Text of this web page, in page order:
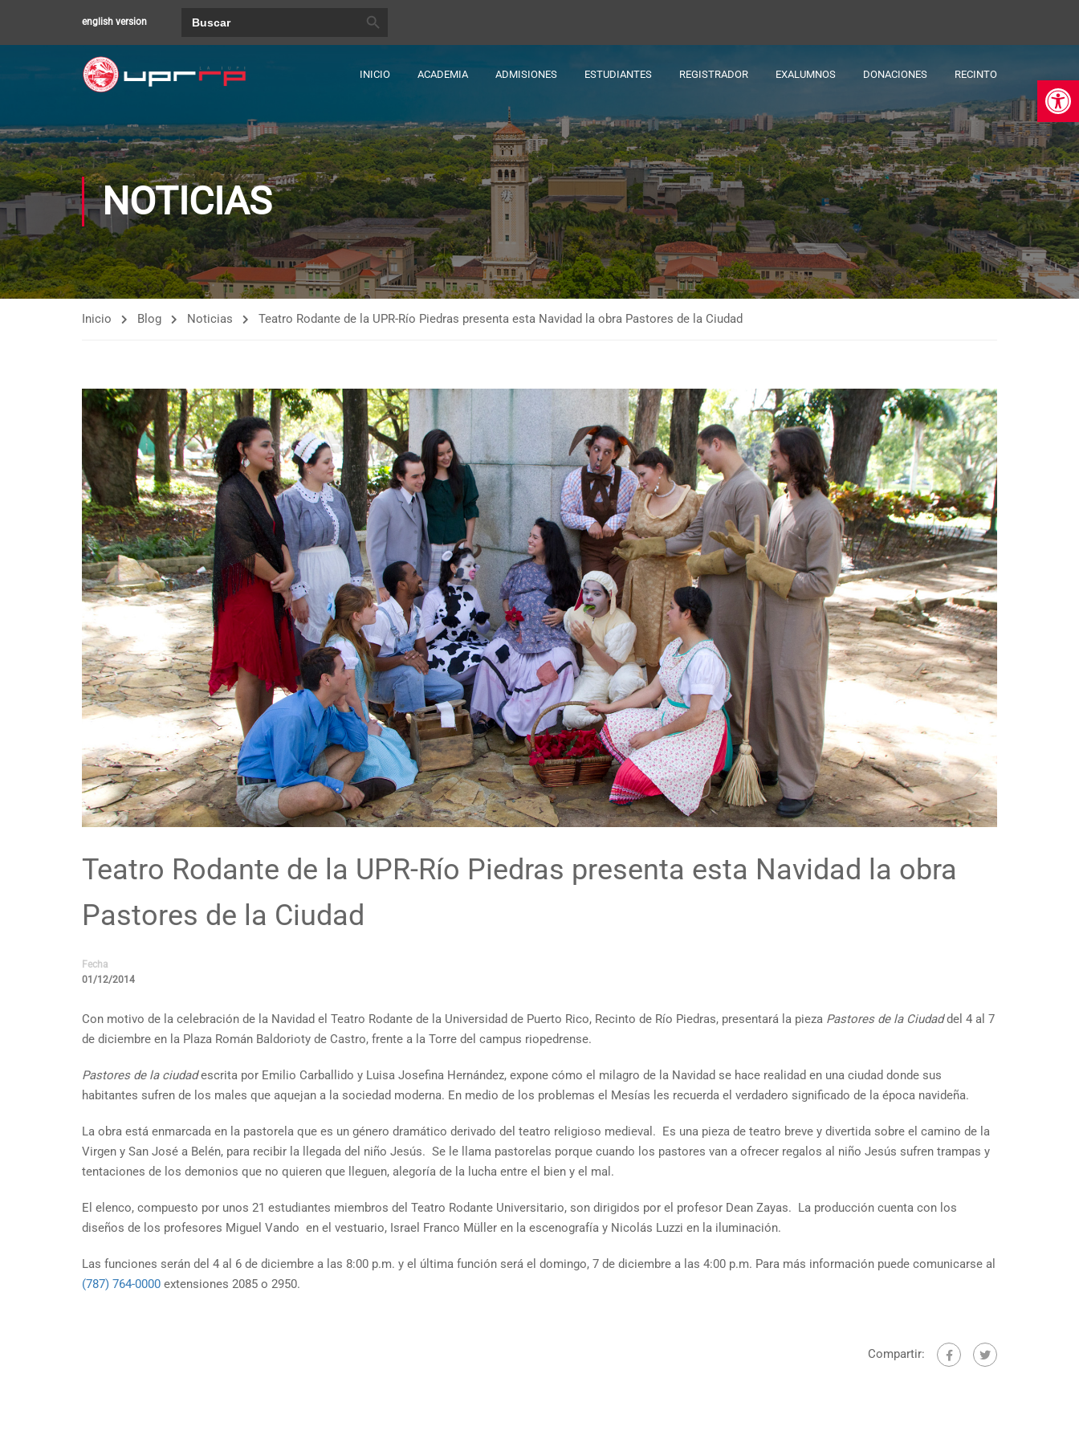
english version
INICIO ACADEMIA ADMISIONES ESTUDIANTES REGISTRADOR EXALUMNOS DONACIONES RECINTO
NOTICIAS
Inicio Blog Noticias Teatro Rodante de la UPR-Río Piedras presenta esta Navidad la obra Pastores de la Ciudad
Teatro Rodante de la UPR-Río Piedras presenta esta Navidad la obra
Pastores de la Ciudad
Fecha
01/12/2014
Con motivo de la celebración de la Navidad el Teatro Rodante de la Universidad de Puerto Rico, Recinto de Río Piedras, presentará la pieza Pastores de la Ciudaddel 4 al 7
de diciembre en la Plaza Román Baldorioty de Castro, frente a la Torre del campus riopedrense.
Pastores de la ciudadescrita por Emilio Carballido y Luisa Josefina Hernández, expone cómo el milagro de la Navidad se hace realidad en una ciudad donde sus
habitantes sufren de los males que aquejan a la sociedad moderna. En medio de los problemas el Mesías les recuerda el verdadero significado de la época navideña.
La obra está enmarcada en la pastorela que es un género dramático derivado del teatro religioso medieval. Es una pieza de teatro breve y divertida sobre el camino de la
Virgen y San José a Belén, para recibir la llegada del niño Jesús. Se le llama pastorelas porque cuando los pastores van a ofrecer regalos al niño Jesús sufren trampas y
tentaciones de los demonios que no quieren que lleguen, alegoría de la lucha entre el bien y el mal.
El elenco, compuesto por unos 21 estudiantes miembros del Teatro Rodante Universitario, son dirigidos por el profesor Dean Zayas. La producción cuenta con los
diseños de los profesores Miguel Vando en el vestuario, Israel Franco Müller en la escenografía y Nicolás Luzzi en la iluminación.
Las funciones serán del 4 al 6 de diciembre a las 8:00 p.m. y el última función será el domingo, 7 de diciembre a las 4:00 p.m. Para más información puede comunicarse al
(787) 764-0000 extensiones 2085 o 2950.
Compartir: